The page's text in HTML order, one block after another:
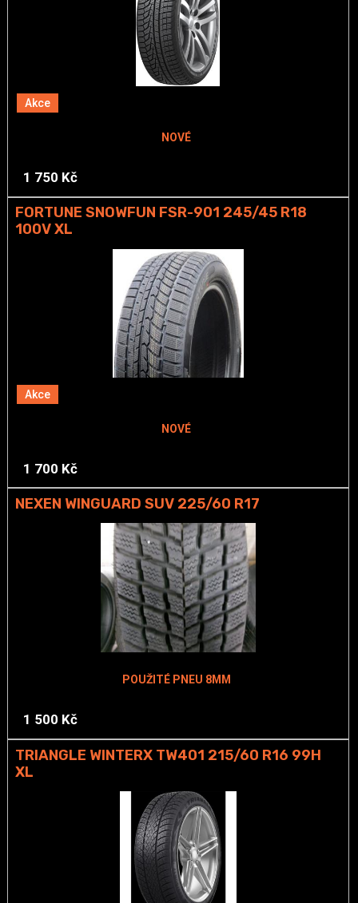
Akce
NOVÉ
1 750 Kč
Akce
FORTUNE SNOWFUN FSR-901 245/45 R18
100V XL
NOVÉ
1 700 Kč
NEXEN WINGUARD SUV 225/60 R17
POUŽITÉ PNEU 8MM
1 500 Kč
TRIANGLE WINTERX TW401 215/60 R16 99H
XL